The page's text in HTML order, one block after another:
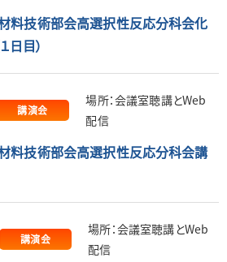
料技術部会高選択性反応分科会化
日目）
講演会
場所：会議室聴講とWeb
配信
料技術部会高選択性反応分科会講
講演会
場所：会議室聴講とWeb
配信